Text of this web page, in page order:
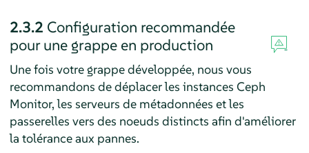
2.3.2 Configuration recommandée
pour une grappe en production
Une fois votre grappe développée, nous vous
recommandons de déplacer les instances Ceph
Monitor, les serveurs de métadonnées et les
passerelles vers des noeuds distincts afin d'améliorer
la tolérance aux pannes.